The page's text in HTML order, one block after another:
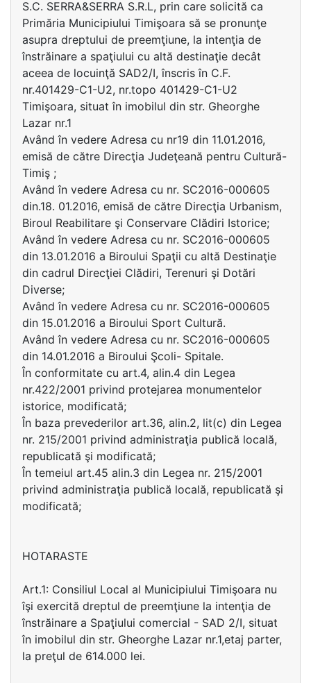
S.C. SERRA&SERRA S.R.L, prin care solicită ca
Primăria Municipiului Timişoara să se pronunţe
asupra dreptului de preemţiune, la intenţia de
înstrăinare a spaţiului cu altă destinaţie decât
aceea de locuinţă SAD2/I, înscris în C.F.
nr.401429-C1-U2, nr.topo 401429-C1-U2
Timişoara, situat în imobilul din str. Gheorghe
Lazar nr.1
Având în vedere Adresa cu nr19 din 11.01.2016,
emisă de către Direcţia Judeţeană pentru Cultură-
Timiş ;
Având în vedere Adresa cu nr. SC2016-000605
din.18. 01.2016, emisă de către Direcţia Urbanism,
Biroul Reabilitare şi Conservare Clădiri Istorice;
Având în vedere Adresa cu nr. SC2016-000605
din 13.01.2016 a Biroului Spaţii cu altă Destinaţie
din cadrul Direcţiei Clădiri, Terenuri şi Dotări
Diverse;
Având în vedere Adresa cu nr. SC2016-000605
din 15.01.2016 a Biroului Sport Cultură.
Având în vedere Adresa cu nr. SC2016-000605
din 14.01.2016 a Biroului Şcoli- Spitale.
În conformitate cu art.4, alin.4 din Legea
nr.422/2001 privind protejarea monumentelor
istorice, modificată;
În baza prevederilor art.36, alin.2, lit(c) din Legea
nr. 215/2001 privind administraţia publică locală,
republicată şi modificată;
În temeiul art.45 alin.3 din Legea nr. 215/2001
privind administraţia publică locală, republicată şi
modificată;
HOTARASTE
Art.1: Consiliul Local al Municipiului Timişoara nu
îşi exercită dreptul de preemţiune la intenţia de
înstrăinare a Spaţiului comercial - SAD 2/I, situat
în imobilul din str. Gheorghe Lazar nr.1,etaj parter,
la preţul de 614.000 lei.